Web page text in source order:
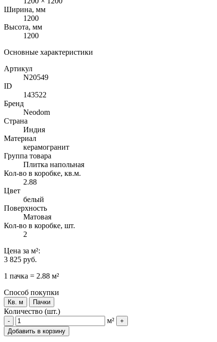
Ширина, мм
1200
Высота, мм
1200
Основные характеристики
Артикул
N20549
ID
143522
Бренд
Neodom
Страна
Индия
Материал
керамогранит
Группа товара
Плитка напольная
Кол-во в коробке, кв.м.
2.88
Цвет
белый
Поверхность
Матовая
Кол-во в коробке, шт.
2
Цена за м²:
3 825 руб.
1 пачка = 2.88 м²
Способ покупки
Кв. м Пачки
Количество (шт.)
- м²
+
Добавить в корзину